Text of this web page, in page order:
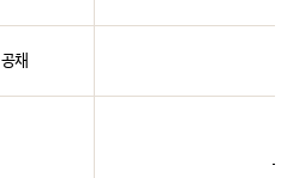
공채
-